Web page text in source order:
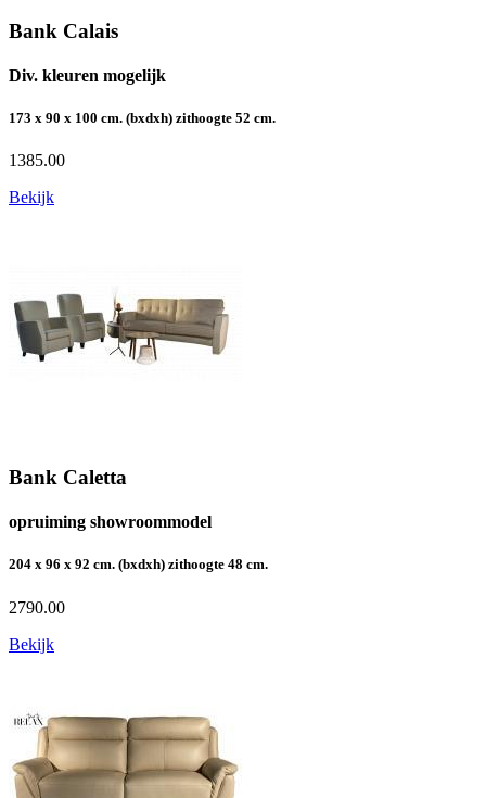
Bank Calais
Div. kleuren mogelijk
173 x 90 x 100 cm. (bxdxh) zithoogte 52 cm.
1385.00
Bekijk
Bank Caletta
opruiming showroommodel
204 x 96 x 92 cm. (bxdxh) zithoogte 48 cm.
2790.00
Bekijk